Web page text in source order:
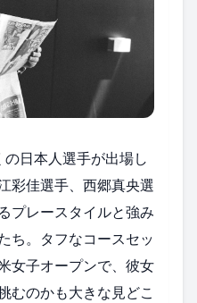
日本人選手が出場し
彩佳選手、西郷真央選
プレースタイルと強み
ち。タフなコースセッ
女子オープンで、彼女
むのかも大きな見どこ